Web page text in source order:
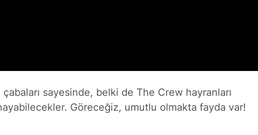
sayesinde, belki de The Crew hayranları
Göreceğiz, umutlu olmakta fayda var!